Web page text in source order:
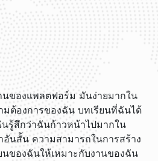
ของแพลตฟอร์ม มันง่ายมากใน
ต้องการของฉัน บทเรียนที่ฉันได้
รู้สึกว่าฉันก้าวหน้าไปมากใน
อันสั้น ความสามารถในการสร้าง
นของฉันให้เหมาะกับงานของฉัน